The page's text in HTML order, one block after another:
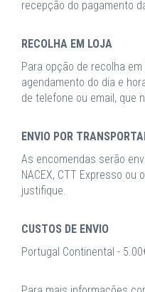
recepção do pagamento
RECOLHA EM LOJA
Para opção de recolha
agendamento do dia e
de telefone ou email, que
ENVIO POR
As encomendas serão
NACEX, CTT Expresso
justifique.
CUSTOS DE ENVIO
Portugal Continental -